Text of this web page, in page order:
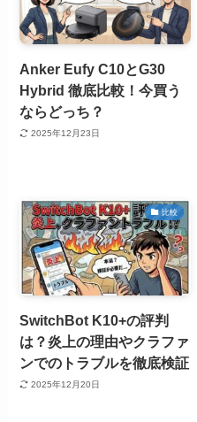
Anker Eufy C10とG30
Hybrid 徹底比較！今買う
ならどっち？
2025年12月23日
比較
SwitchBot K10+の評判
は？炎上の理由やクラファ
ンでのトラブルを徹底検証
2025年12月20日